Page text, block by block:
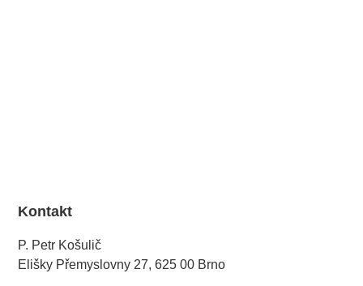
Kontakt
P. Petr Košulič
Elišky Přemyslovny 27, 625 00 Brno